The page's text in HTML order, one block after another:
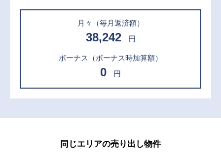
月々 （毎月返済額）
38,242 円
ボーナス （ボーナス時加算額）
0 円
同じエリアの売り出し物件